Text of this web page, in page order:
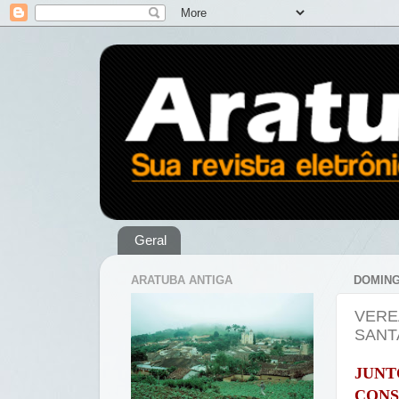
Geral
ARATUBA ANTIGA